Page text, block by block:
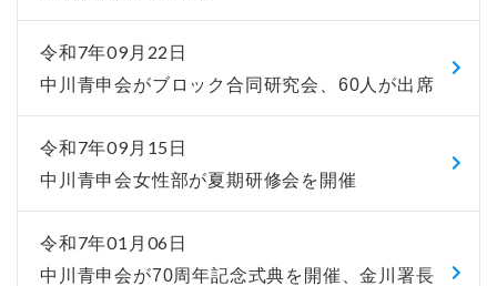
令和7年09月22日
中川青申会がブロック合同研究会、60人が出席
令和7年09月15日
中川青申会女性部が夏期研修会を開催
令和7年01月06日
中川青申会が70周年記念式典を開催、金川署長